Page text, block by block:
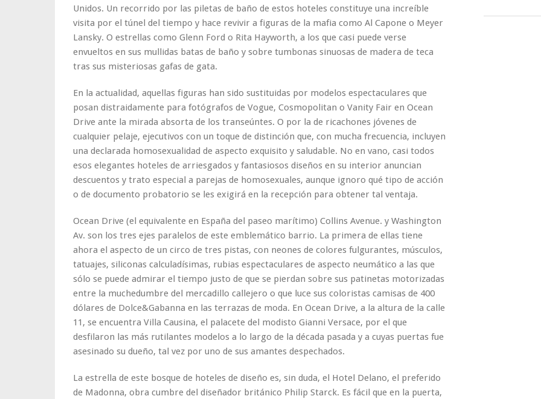
Unidos. Un recorrido por las piletas de baño de estos hoteles constituye una increíble
visita por el túnel del tiempo y hace revivir a figuras de la mafia como Al Capone o Meyer
Lansky. O estrellas como Glenn Ford o Rita Hayworth, a los que casi puede verse
envueltos en sus mullidas batas de baño y sobre tumbonas sinuosas de madera de teca
tras sus misteriosas gafas de gata.
En la actualidad, aquellas figuras han sido sustituidas por modelos espectaculares que
posan distraidamente para fotógrafos de Vogue, Cosmopolitan o Vanity Fair en Ocean
Drive ante la mirada absorta de los transeúntes. O por la de ricachones jóvenes de
cualquier pelaje, ejecutivos con un toque de distinción que, con mucha frecuencia, incluyen
una declarada homosexualidad de aspecto exquisito y saludable. No en vano, casi todos
esos elegantes hoteles de arriesgados y fantasiosos diseños en su interior anuncian
descuentos y trato especial a parejas de homosexuales, aunque ignoro qué tipo de acción
o de documento probatorio se les exigirá en la recepción para obtener tal ventaja.
Ocean Drive (el equivalente en España del paseo marítimo) Collins Avenue. y Washington
Av. son los tres ejes paralelos de este emblemático barrio. La primera de ellas tiene
ahora el aspecto de un circo de tres pistas, con neones de colores fulgurantes, músculos,
tatuajes, siliconas calculadísimas, rubias espectaculares de aspecto neumático a las que
sólo se puede admirar el tiempo justo de que se pierdan sobre sus patinetas motorizadas
entre la muchedumbre del mercadillo callejero o que luce sus coloristas camisas de 400
dólares de Dolce&Gabanna en las terrazas de moda. En Ocean Drive, a la altura de la calle
11, se encuentra Villa Causina, el palacete del modisto Gianni Versace, por el que
desfilaron las más rutilantes modelos a lo largo de la década pasada y a cuyas puertas fue
asesinado su dueño, tal vez por uno de sus amantes despechados.
La estrella de este bosque de hoteles de diseño es, sin duda, el Hotel Delano, el preferido
de Madonna, obra cumbre del diseñador británico Philip Starck. Es fácil que en la puerta,